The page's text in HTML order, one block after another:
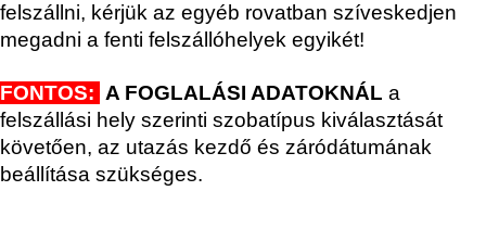
felszállni, kérjük az egyéb rovatban szíveskedjen
megadni a fenti felszállóhelyek egyikét!
FONTOS: A FOGLALÁSI ADATOKNÁL a
felszállási hely szerinti szobatípus kiválasztását
követően, az utazás kezdő és záródátumának
beállítása szükséges.